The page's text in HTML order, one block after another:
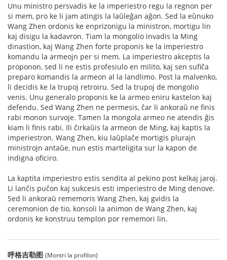
Unu ministro persvadis ke la imperiestro regu la regnon per
si mem, pro ke li jam atingis la laŭleĝan aĝon. Sed la eŭnuko
Wang Zhen ordonis ke enprizonigu la ministron, mortigu lin
kaj disigu la kadavron. Tiam la mongolio invadis la Ming
dinastion, kaj Wang Zhen forte proponis ke la imperiestro
komandu la armeojn per si mem. La imperiestro akceptis la
proponon, sed li ne estis profesiulo en milito, kaj sen sufiĉa
preparo komandis la armeon al la landlimo. Post la malvenko,
li decidis ke la trupoj retroiru. Sed la trupoj de mongolio
venis. Unu generalo proponis ke la armeo eniru kastelon kaj
defendu. Sed Wang Zhen ne permesis, ĉar li ankoraŭ ne finis
rabi monon survoje. Tamen la mongola armeo ne atendis ĝis
kiam li finis rabi. Ili ĉirkaŭis la armeon de Ming, kaj kaptis la
imperiestron. Wang Zhen, kiu laŭplaĉe mortigis plurajn
ministrojn antaŭe, nun estis marteligita sur la kapon de
indigna oficiro.
La kaptita imperiestro estis sendita al pekino post kelkaj jaroj.
Li lanĉis puĉon kaj sukcesis esti imperiestro de Ming denove.
Sed li ankoraŭ rememoris Wang Zhen, kaj gvidis la
ceremonion de tio, konsoli la animon de Wang Zhen, kaj
ordonis ke konstruu templon por rememori lin.
呼格吉勒图 (Montri la profilon)